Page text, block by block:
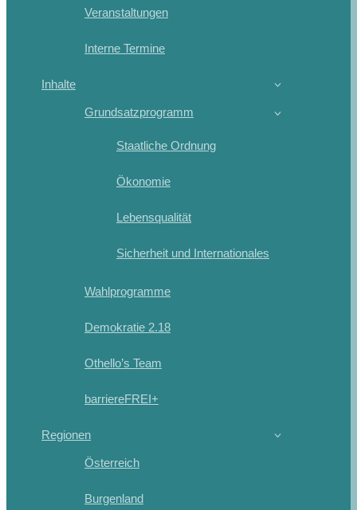
Veranstaltungen
Interne Termine
Inhalte
Grundsatzprogramm
Staatliche Ordnung
Ökonomie
Lebensqualität
Sicherheit und Internationales
Wahlprogramme
Demokratie 2.18
Othello’s Team
barriereFREI+
Regionen
Österreich
Burgenland